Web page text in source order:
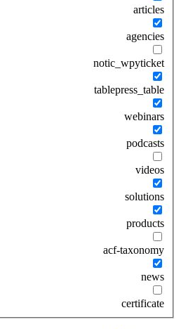
articles
agencies
notic_wpyticket
tablepress_table
webinars
podcasts
videos
solutions
products
acf-taxonomy
news
certificate